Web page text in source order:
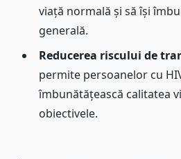
viață normală și să își
generală.
Reducerea riscului de
permite persoanelor cu
îmbunătățească calitatea
obiectivele.